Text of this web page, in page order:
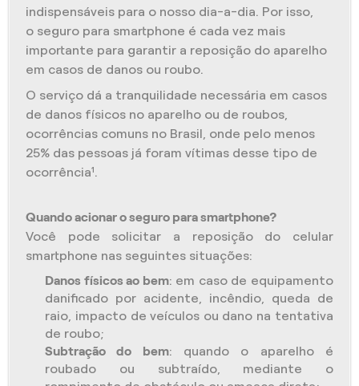
indispensáveis para o nosso dia-a-dia. Por isso,
o seguro para smartphone é cada vez mais
importante para garantir a reposição do aparelho
em casos de danos ou roubo.
O serviço dá a tranquilidade necessária em casos
de danos físicos no aparelho ou de roubos,
ocorrências comuns no Brasil, onde pelo menos
25% das pessoas já foram vítimas desse tipo de
ocorrência¹.
Quando acionar o seguro para smartphone?
Você pode solicitar a reposição do celular
smartphone nas seguintes situações:
Danos físicos ao bem: em caso de equipamento
danificado por acidente, incêndio, queda de
raio, impacto de veículos ou dano na tentativa
de roubo;
Subtração do bem: quando o aparelho é
roubado ou subtraído, mediante o